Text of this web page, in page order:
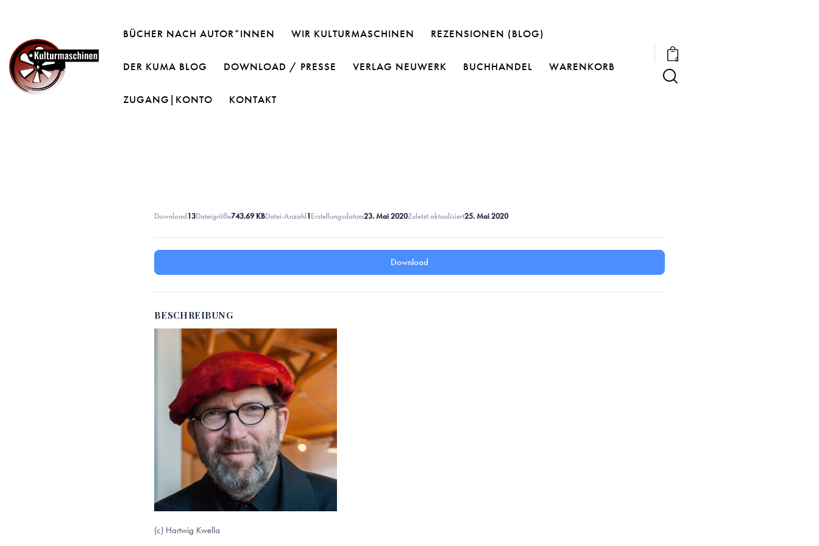
BÜCHER NACH AUTOR*INNEN WIR KULTURMASCHINEN REZENSIONEN (BLOG)
DER KUMA BLOG DOWNLOAD / PRESSE VERLAG NEUWERK BUCHHANDEL WARENKORB
ZUGANG|KONTO KONTAKT
0
Download13Dateigröße743.69 KBDatei-Anzahl1Erstellungsdatum23. Mai 2020Zuletzt aktualisiert25. Mai 2020
Download
BESCHREIBUNG
(c) Hartwig Kwella